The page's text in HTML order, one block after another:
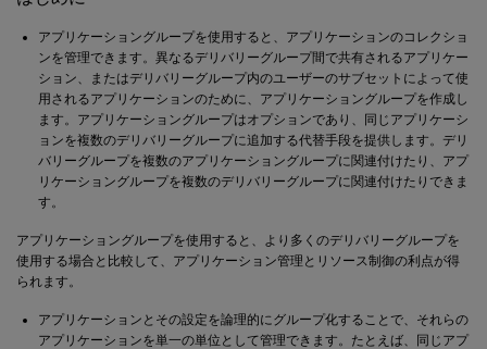
アプリケーショングループを使用すると、アプリケーションのコレクショ
ンを管理できます。異なるデリバリーグループ間で共有されるアプリケー
ション、またはデリバリーグループ内のユーザーのサブセットによって使
用されるアプリケーションのために、アプリケーショングループを作成し
ます。アプリケーショングループはオプションであり、同じアプリケーシ
ョンを複数のデリバリーグループに追加する代替手段を提供します。デリ
バリーグループを複数のアプリケーショングループに関連付けたり、アプ
リケーショングループを複数のデリバリーグループに関連付けたりできま
す。
アプリケーショングループを使用すると、より多くのデリバリーグループを
使用する場合と比較して、アプリケーション管理とリソース制御の利点が得
られます。
アプリケーションとその設定を論理的にグループ化することで、それらの
アプリケーションを単一の単位として管理できます。たとえば、同じアプ